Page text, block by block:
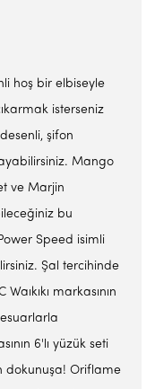
hoş bir elbiseyle
isterseniz
şifon
Mango
ve Marjin
bu
Speed isimli
Şal tercihinde
markasının
6'lı yüzük seti
dokunuşa! Oriflame